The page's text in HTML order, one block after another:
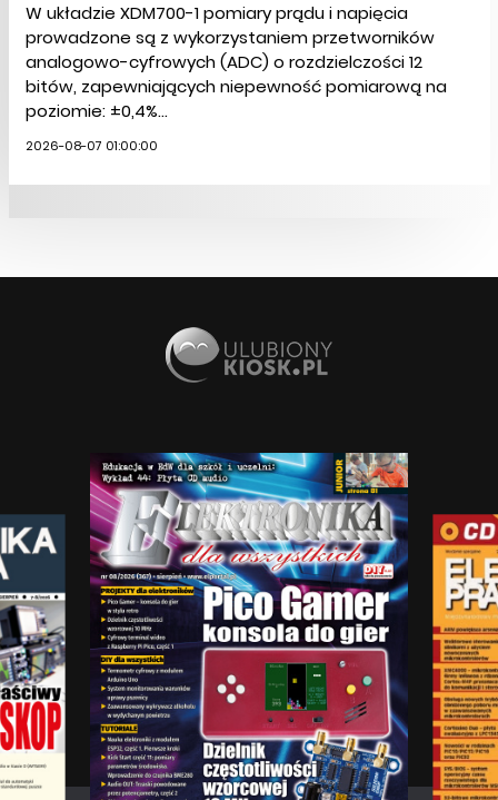
W układzie XDM700-1 pomiary prądu i napięcia
prowadzone są z wykorzystaniem przetworników
analogowo-cyfrowych (ADC) o rozdzielczości 12
bitów, zapewniających niepewność pomiarową na
poziomie: ±0,4%...
2026-08-07 01:00:00